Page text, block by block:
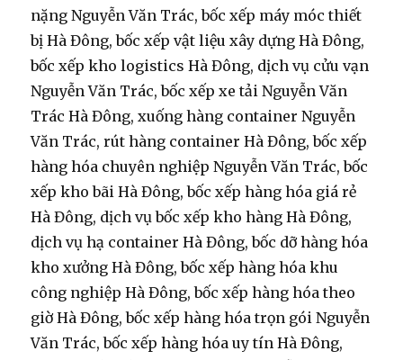
nặng Nguyễn Văn Trác, bốc xếp máy móc thiết
bị Hà Đông, bốc xếp vật liệu xây dựng Hà Đông,
bốc xếp kho logistics Hà Đông, dịch vụ cửu vạn
Nguyễn Văn Trác, bốc xếp xe tải Nguyễn Văn
Trác Hà Đông, xuống hàng container Nguyễn
Văn Trác, rút hàng container Hà Đông, bốc xếp
hàng hóa chuyên nghiệp Nguyễn Văn Trác, bốc
xếp kho bãi Hà Đông, bốc xếp hàng hóa giá rẻ
Hà Đông, dịch vụ bốc xếp kho hàng Hà Đông,
dịch vụ hạ container Hà Đông, bốc dỡ hàng hóa
kho xưởng Hà Đông, bốc xếp hàng hóa khu
công nghiệp Hà Đông, bốc xếp hàng hóa theo
giờ Hà Đông, bốc xếp hàng hóa trọn gói Nguyễn
Văn Trác, bốc xếp hàng hóa uy tín Hà Đông,